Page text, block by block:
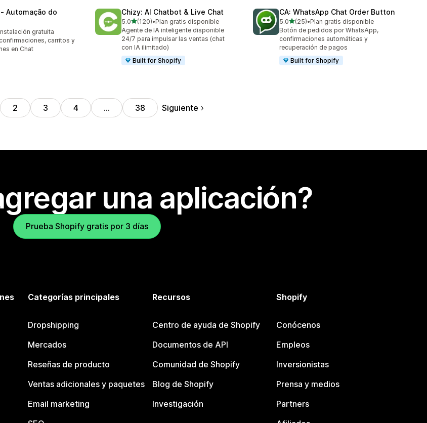
Automação do
total
gratuita
carritos y
en Chat
Chizy: AI Chatbot & Live Chat
5.0de 5 estrellas
(120)
120 reseñas en total
•Plan gratis disponible
Agente de IA inteligente disponible
24/7 para impulsar las ventas (chat
con IA ilimitado)
Built for Shopify
CA: WhatsApp Chat Order Button
5.0de 5 estrellas
(25)
25 reseñas en total
•Plan gratis disponible
Botón de pedidos por WhatsApp,
confirmaciones automáticas y
recuperación de pagos
Built for Shopify
2 3 4 … 38 Siguiente
una aplicación?
Prueba Shopify gratis por 3 días
Categorías principales
Dropshipping
Mercados
Reseñas de producto
Ventas adicionales y paquetes
Email marketing
Recursos
Centro de ayuda de Shopify
Documentos de API
Comunidad de Shopify
Blog de Shopify
Investigación
Shopify
Conócenos
Empleos
Inversionistas
Prensa y medios
Partners